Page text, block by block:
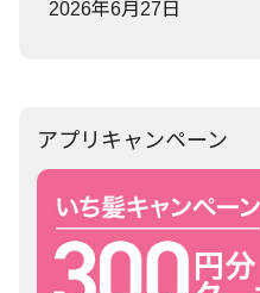
2026年6月27日
アプリキャンペーン